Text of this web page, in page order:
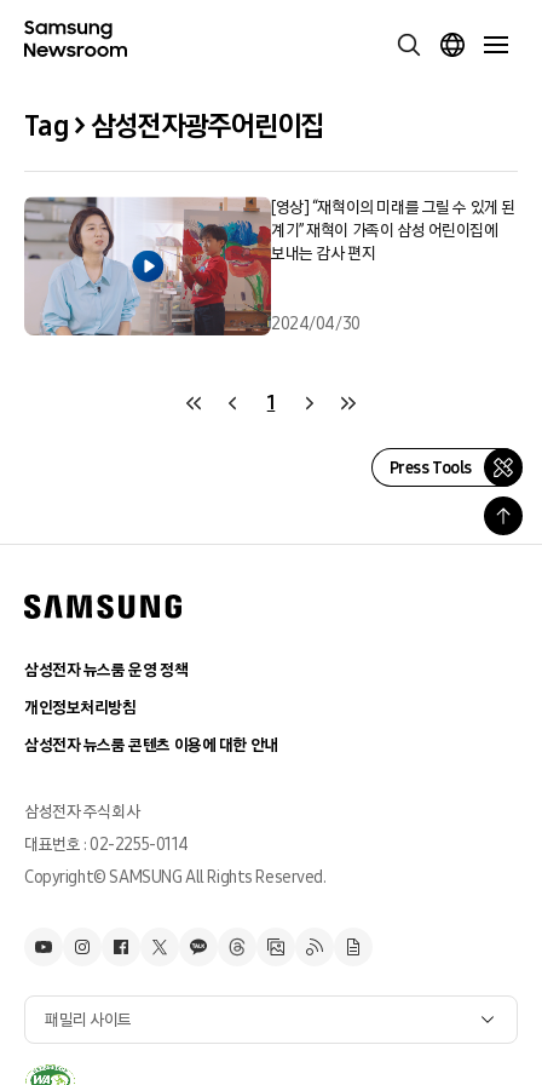
Tag > 삼성전자광주어린이집
[영상] “재혁이의 미래를 그릴 수 있게 된
계기” 재혁이 가족이 삼성 어린이집에
보내는 감사 편지
2024/04/30
1
Press Tools
삼성전자 뉴스룸 운영 정책
개인정보처리방침
삼성전자 뉴스룸 콘텐츠 이용에 대한 안내
삼성전자 주식회사
대표번호 : 02-2255-0114
Copyright© SAMSUNG All Rights Reserved.
패밀리 사이트